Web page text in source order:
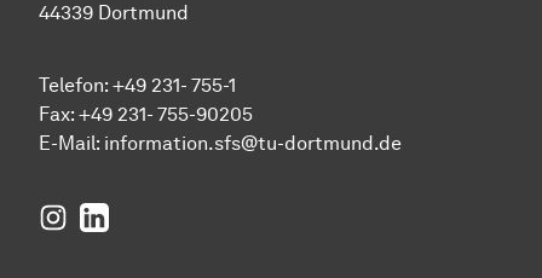
44339 Dortmund
Telefon: +49 231- 755-1
Fax: +49 231- 755-90205
E-Mail: information.sfs@tu-dortmund.de
Instagram
LinkedIn